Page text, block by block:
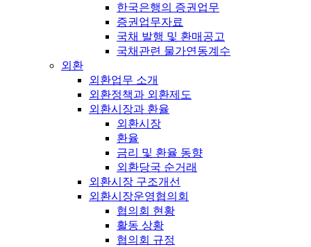
한국은행의 증권업무
증권업무자료
국채 발행 및 환매공고
국채관련 물가연동계수
외환
외환업무 소개
외환정책과 외환제도
외환시장과 환율
외환시장
환율
금리 및 환율 동향
외환당국 순거래
외환시장 구조개선
외환시장운영협의회
협의회 현황
활동 상황
협의회 규정